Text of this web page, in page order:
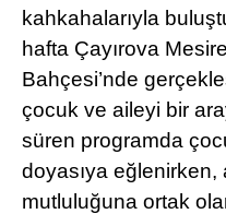
kahkahalarıyla
hafta Çayırova
Bahçesi’nde
çocuk ve aileyi bir
süren programda
doyasıya eğlenirken,
mutluluğuna ortak